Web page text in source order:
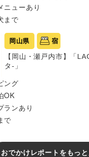
ニューあり
まで
岡山県 宿
【岡山・瀬戸内市】「
タ-」
ング
OK
ランあり
で
おでかけレポートをもっ